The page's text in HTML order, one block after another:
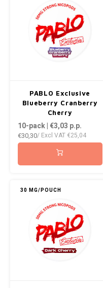
PABLO Exclusive
Blueberry Cranberry
Cherry
10-pack | €3,03 p.p.
€30,30/ Excl VAT €25,04
30 MG/POUCH